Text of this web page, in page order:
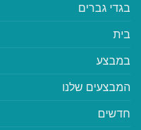
בגדי גברים
בית
במבצע
המבצעים שלנו
חדשים